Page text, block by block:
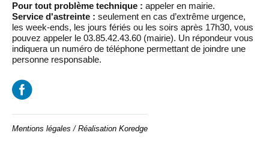
Pour tout problème technique : appeler en mairie.
Service d'astreinte : seulement en cas d’extrême urgence,
les week-ends, les jours fériés ou les soirs après 17h30, vous
pouvez appeler le 03.85.42.43.60 (mairie). Un répondeur vous
indiquera un numéro de téléphone permettant de joindre une
personne responsable.
Mentions légales / Réalisation Koredge